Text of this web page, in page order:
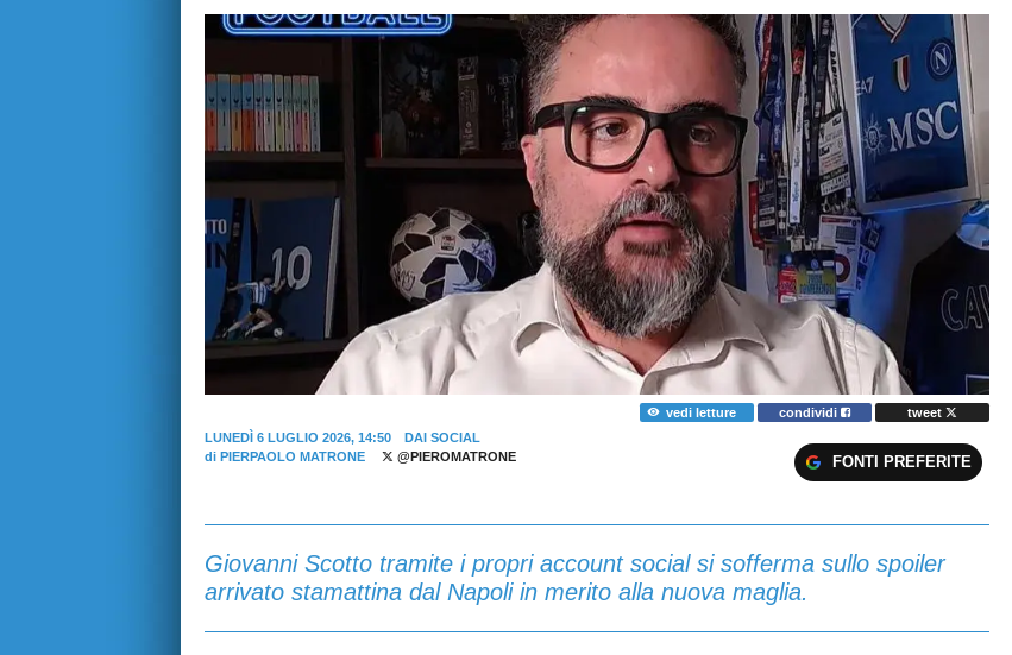
vedi letture condividi
tweet
LUNEDÌ 6 LUGLIO 2026, 14:50
DAI SOCIAL
di PIERPAOLO MATRONE @PIEROMATRONE FONTI PREFERITE
Giovanni Scotto tramite i propri account social si sofferma sullo spoiler
arrivato stamattina dal Napoli in merito alla nuova maglia.